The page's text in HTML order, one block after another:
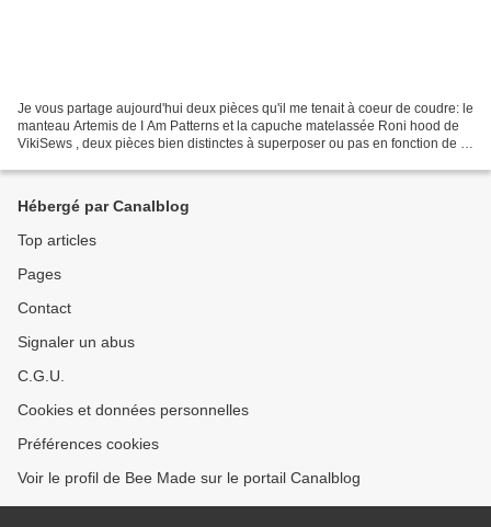
Je vous partage aujourd'hui deux pièces qu'il me tenait à coeur de coudre: le
manteau Artemis de I Am Patterns et la capuche matelassée Roni hood de
VikiSews , deux pièces bien distinctes à superposer ou pas en fonction de la
Hébergé par Canalblog
Top articles
Pages
Contact
Signaler un abus
C.G.U.
Cookies et données personnelles
Préférences cookies
Voir le profil de Bee Made sur le portail Canalblog